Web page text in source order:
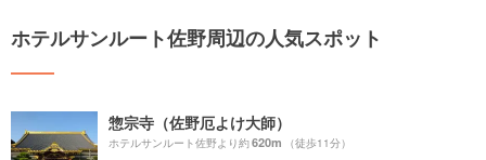
ホテルサンルート佐野周辺の人気スポット
惣宗寺（佐野厄よけ大師）
ホテルサンルート佐野より約620m （徒歩11分）